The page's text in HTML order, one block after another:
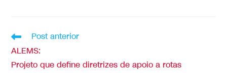
Post anterior
ALEMS:
Projeto que define diretrizes de apoio a rotas